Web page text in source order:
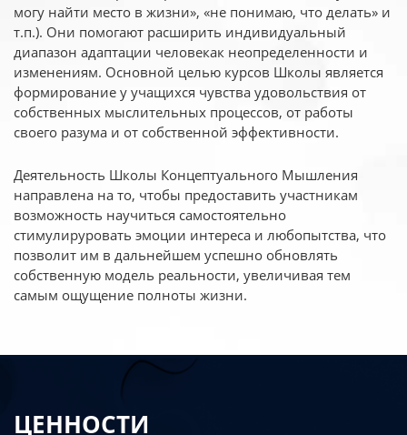
могу найти место в жизни», «не понимаю, что делать» и
т.п.). Они помогают расширить индивидуальный
диапазон адаптации человекак неопределенности и
изменениям. Основной целью курсов Школы является
формирование у учащихся чувства удовольствия от
собственных мыслительных процессов, от работы
своего разума и от собственной эффективности.
Деятельность Школы Концептуального Мышления
направлена на то, чтобы предоставить участникам
возможность научиться самостоятельно
стимулируровать эмоции интереса и любопытства, что
позволит им в дальнейшем успешно обновлять
собственную модель реальности, увеличивая тем
самым ощущение полноты жизни.
ЦЕННОСТИ